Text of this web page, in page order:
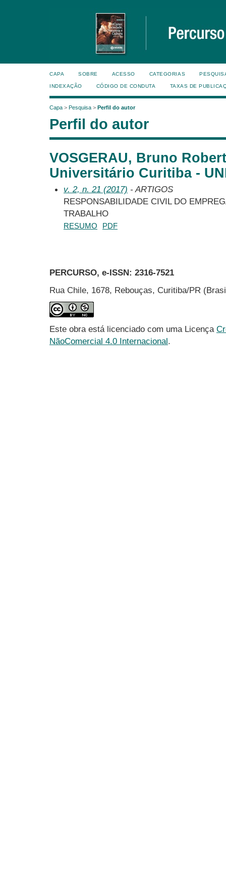
CAPA SOBRE ACESSO CATEGORIAS
INDEXAÇÃO CÓDIGO DE CONDUTA TAXAS DE
Capa > Pesquisa > Perfil do autor
Perfil do autor
VOSGERAU, Bruno
Universitário Curitiba -
v. 2, n. 21 (2017) - ARTIGOS
RESPONSABILIDADE CIVIL DO
TRABALHO
RESUMO PDF
PERCURSO, e-ISSN: 2316-7521
Rua Chile, 1678, Rebouças, Curitiba/PR
Este obra está licenciado com uma Licença
NãoComercial 4.0 Internacional.